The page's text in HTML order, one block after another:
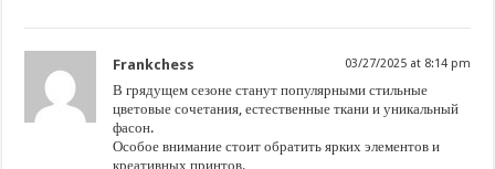
Frankchess 03/27/2025 at 8:14 pm
В грядущем сезоне станут популярными стильные
цветовые сочетания, естественные ткани и уникальный
фасон.
Особое внимание стоит обратить ярких элементов и
креативных принтов.